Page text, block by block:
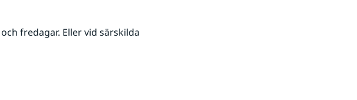
fredagar. Eller vid särskilda